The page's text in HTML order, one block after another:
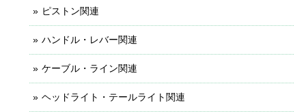
ピストン関連
ハンドル・レバー関連
ケーブル・ライン関連
ヘッドライト・テールライト関連